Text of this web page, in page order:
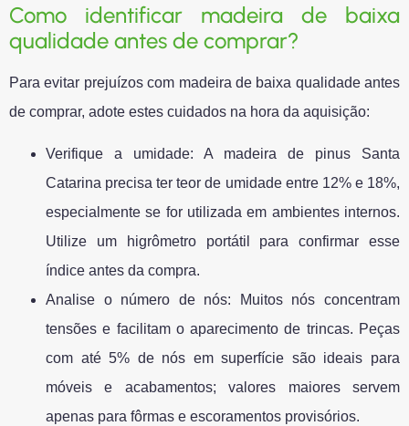
Como identificar madeira de baixa
qualidade antes de comprar?
Para evitar prejuízos com madeira de baixa qualidade antes
de comprar, adote estes cuidados na hora da aquisição:
Verifique a umidade: A madeira de pinus Santa
Catarina precisa ter teor de umidade entre 12% e 18%,
especialmente se for utilizada em ambientes internos.
Utilize um higrômetro portátil para confirmar esse
índice antes da compra.
Analise o número de nós: Muitos nós concentram
tensões e facilitam o aparecimento de trincas. Peças
com até 5% de nós em superfície são ideais para
móveis e acabamentos; valores maiores servem
apenas para fôrmas e escoramentos provisórios.